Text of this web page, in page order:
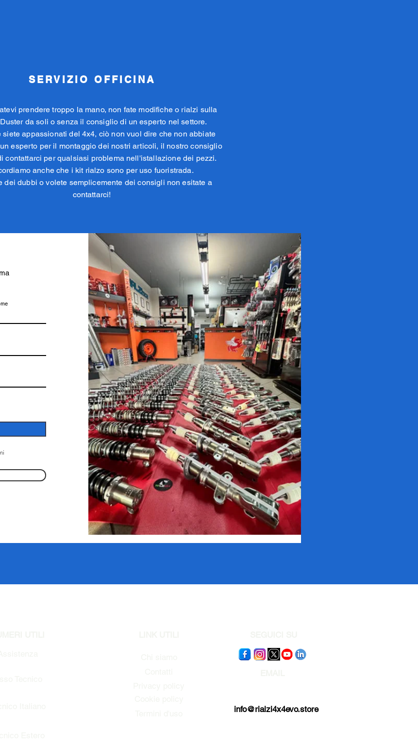
SERVIZIO OFFICINA
prendere troppo la mano, non fate modifiche o rialzi sulla
da soli o senza il consiglio di un esperto nel settore.
siete appassionati del 4x4, ciò non vuol dire che non abbiate
esperto per il montaggio dei nostri articoli, il nostro consiglio
contattarci per qualsiasi problema nell'istallazione dei pezzi.
anche che i kit rialzo sono per uso fuoristrada.
dei dubbi o volete semplicemente dei consigli non esitate a
contattarci!
info@rialzi4x4evo.store